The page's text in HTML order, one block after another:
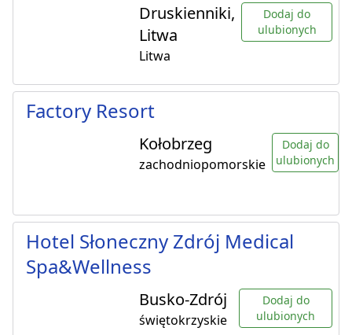
Druskienniki,
Litwa
Litwa
Dodaj do
ulubionych
Factory Resort
Kołobrzeg
zachodniopomorskie
Dodaj do
ulubionych
Hotel Słoneczny Zdrój Medical
Spa&Wellness
Busko-Zdrój
świętokrzyskie
Dodaj do
ulubionych